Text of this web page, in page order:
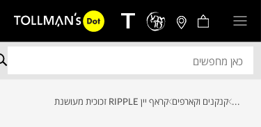
... קנקנים וקארפים קראף יין RIPPLE זכוכית מעושנת